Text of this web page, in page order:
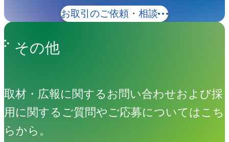
お取引のご依頼・相談
その他
取材・広報に関するお問い合わせおよび採
用に関するご質問やご応募についてはこち
らから。